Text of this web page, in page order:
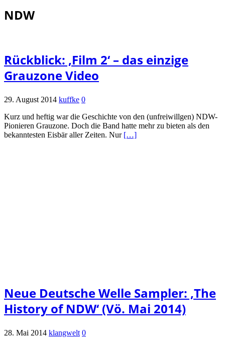
NDW
Rückblick: ‚Film 2‘ – das einzige
Grauzone Video
29. August 2014 kuffke 0
Kurz und heftig war die Geschichte von den (unfreiwillgen) NDW-
Pionieren Grauzone. Doch die Band hatte mehr zu bieten als den
bekanntesten Eisbär aller Zeiten. Nur […]
Neue Deutsche Welle Sampler: ‚The
History of NDW‘ (Vö. Mai 2014)
28. Mai 2014 klangwelt 0